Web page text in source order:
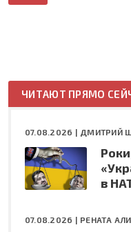
ЧИТАЮТ ПРЯМО
07.08.2026 | ДМИТРИЙ
в
07.08.2026 | РЕНАТА